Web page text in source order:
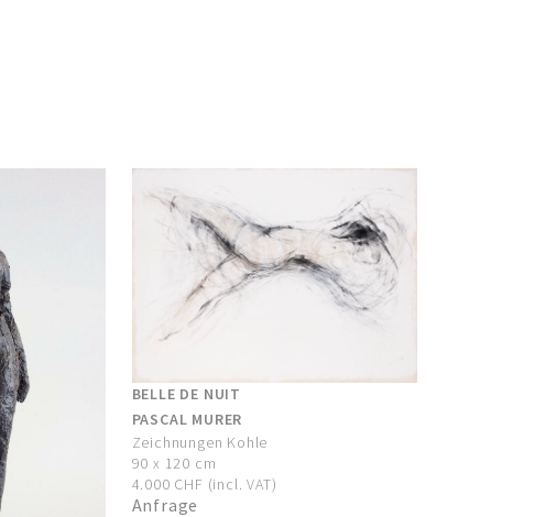
BELLE DE NUIT
PASCAL MURER
Zeichnungen Kohle
90 x 120 cm
4.000 CHF (incl. VAT)
Anfrage